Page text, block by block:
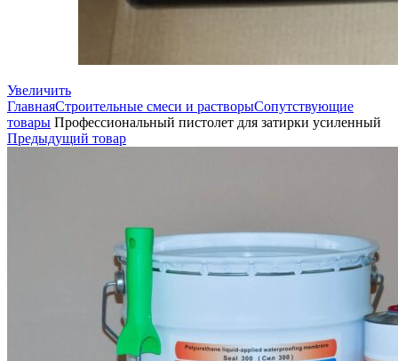
Увеличить
ГлавнаяСтроительные смеси и растворыСопутствующие
товары Профессиональный пистолет для затирки усиленный
Предыдущий товар